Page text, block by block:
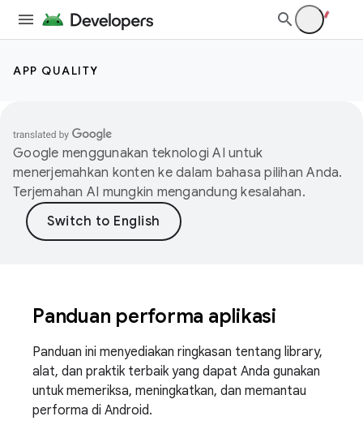
APP QUALITY
Google menggunakan teknologi AI untuk
menerjemahkan konten ke dalam bahasa pilihan Anda.
Terjemahan AI mungkin mengandung kesalahan.
Panduan performa aplikasi
Panduan ini menyediakan ringkasan tentang library,
alat, dan praktik terbaik yang dapat Anda gunakan
untuk memeriksa, meningkatkan, dan memantau
performa di Android.